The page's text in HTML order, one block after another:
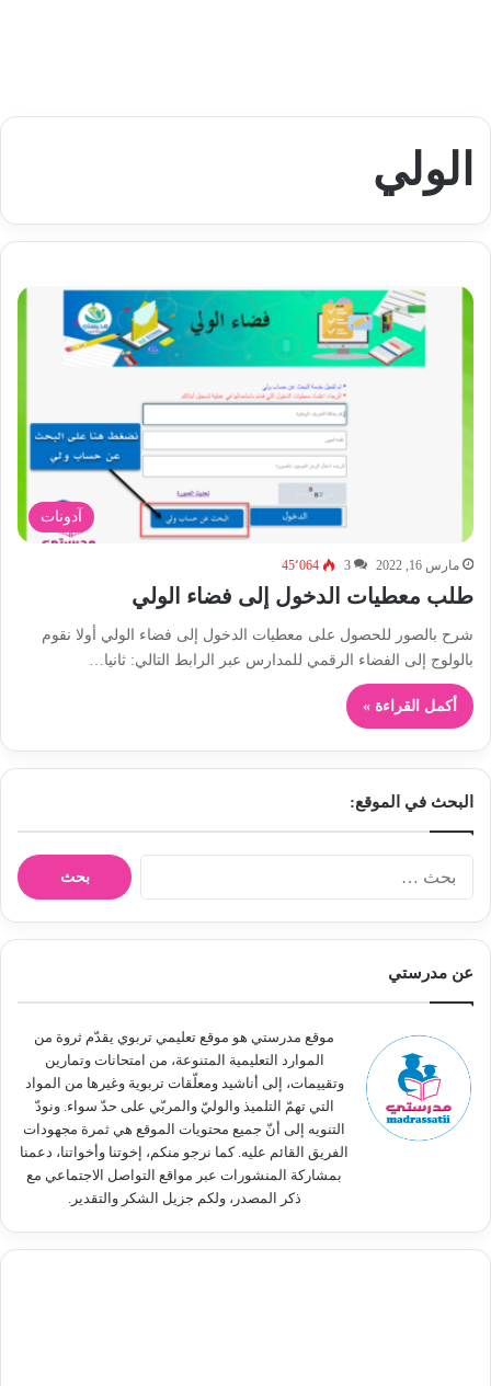
الولي
آدونات
مارس 16, 2022 3 45٬064
طلب معطيات الدخول إلى فضاء الولي
شرح بالصور للحصول على معطيات الدخول إلى فضاء الولي أولا نقوم
بالولوج إلى الفضاء الرقمي للمدارس عبر الرابط التالي: ثانيا…
أكمل القراءة »
البحث في الموقع:
ن
عن مدرستي
موقع مدرستي هو موقع تعليمي تربوي يقدّم ثروة من
الموارد التعليمية المتنوعة، من امتحانات وتمارين
وتقييمات، إلى أناشيد ومعلّقات تربوية وغيرها من المواد
التي تهمّ التلميذ والوليّ والمربّي على حدّ سواء. ونودّ
التنويه إلى أنّ جميع محتويات الموقع هي ثمرة مجهودات
الفريق القائم عليه. كما نرجو منكم، إخوتنا وأخواتنا، دعمنا
بمشاركة المنشورات عبر مواقع التواصل الاجتماعي مع
ذكر المصدر، ولكم جزيل الشكر والتقدير.